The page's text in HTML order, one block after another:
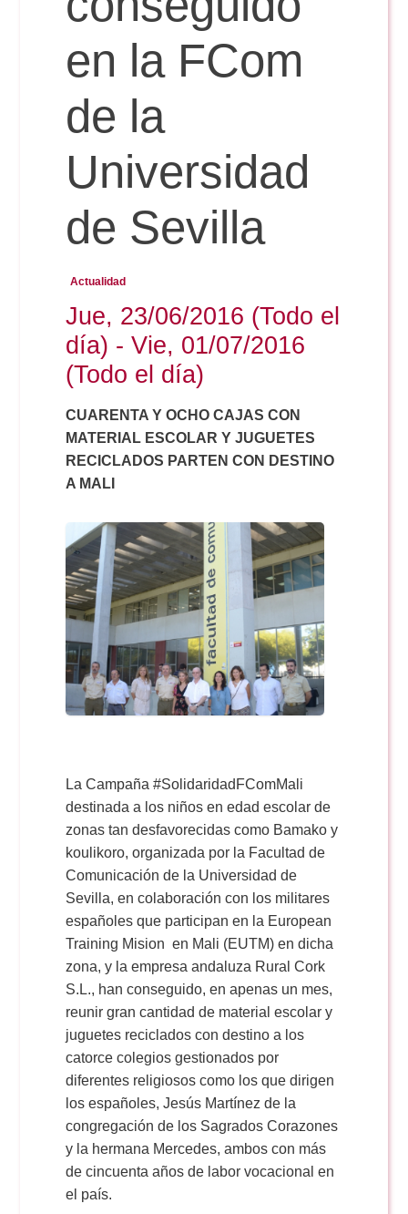
Reservas
Calendario Lectivo
Horarios
Periodismo
Comunicación Audiovisual
Doble Grado PER/CAV
Periodismo
Publicidad y RR.PP
Comunicación Audiovisual
Doble Grado PER/CAV
Secretaría Virtual
#miTFG
Boletines
en la FCom
de la
Universidad
de Sevilla
Actualidad
Jue, 23/06/2016 (Todo el
día) - Vie, 01/07/2016
(Todo el día)
CUARENTA Y OCHO CAJAS CON
MATERIAL ESCOLAR Y JUGUETES
RECICLADOS PARTEN CON DESTINO
A MALI
La Campaña #SolidaridadFComMali
destinada a los niños en edad escolar de
zonas tan desfavorecidas como Bamako y
koulikoro, organizada por la Facultad de
Comunicación de la Universidad de
Sevilla, en colaboración con los militares
españoles que participan en la European
Training Mision en Mali (EUTM) en dicha
zona, y la empresa andaluza Rural Cork
S.L., han conseguido, en apenas un mes,
reunir gran cantidad de material escolar y
juguetes reciclados con destino a los
catorce colegios gestionados por
diferentes religiosos como los que dirigen
los españoles, Jesús Martínez de la
congregación de los Sagrados Corazones
y la hermana Mercedes, ambos con más
de cincuenta años de labor vocacional en
el país.